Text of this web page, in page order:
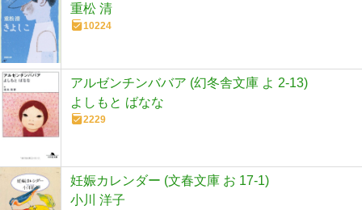
重松 清
10224
アルゼンチンババア (幻冬舎文庫 よ 2-13)
よしもと ばなな
2229
妊娠カレンダー (文春文庫 お 17-1)
小川 洋子